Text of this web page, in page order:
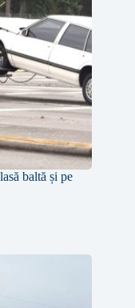
baltă și pe